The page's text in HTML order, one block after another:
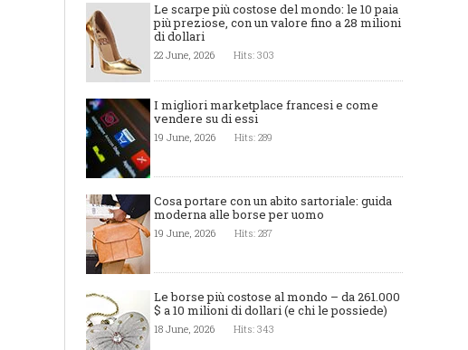
Le scarpe più costose del mondo: le 10 paia
più preziose, con un valore fino a 28 milioni
di dollari
22 June, 2026 Hits: 303
I migliori marketplace francesi e come
vendere su di essi
19 June, 2026 Hits: 289
Cosa portare con un abito sartoriale: guida
moderna alle borse per uomo
19 June, 2026 Hits: 287
Le borse più costose al mondo – da 261.000
$ a 10 milioni di dollari (e chi le possiede)
18 June, 2026 Hits: 343